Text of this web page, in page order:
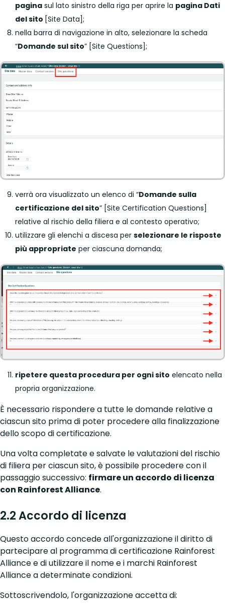
pagina sul lato sinistro della riga per aprire la pagina Dati
del sito [Site Data];
nella barra di navigazione in alto, selezionare la scheda
“Domande sul sito” [Site Questions];
verrà ora visualizzato un elenco di “Domande sulla
certificazione del sito” [Site Certification Questions]
relative al rischio della filiera e al contesto operativo;
utilizzare gli elenchi a discesa per selezionare le risposte
più appropriate per ciascuna domanda;
ripetere questa procedura per ogni sito elencato nella
propria organizzazione.
È necessario rispondere a tutte le domande relative a
ciascun sito prima di poter procedere alla finalizzazione
dello scopo di certificazione.
Una volta completate e salvate le valutazioni del rischio
di filiera per ciascun sito, è possibile procedere con il
passaggio successivo: firmare un accordo di licenza
con Rainforest Alliance.
2.2 Accordo di licenza
Questo accordo concede all'organizzazione il diritto di
partecipare al programma di certificazione Rainforest
Alliance e di utilizzare il nome e i marchi Rainforest
Alliance a determinate condizioni.
Sottoscrivendolo, l'organizzazione accetta di: